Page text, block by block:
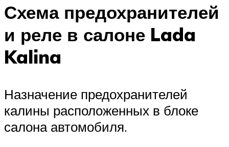
Схема предохранителей
и реле в салоне Lada
Kalina
Назначение предохранителей
калины расположенных в блоке
салона автомобиля.